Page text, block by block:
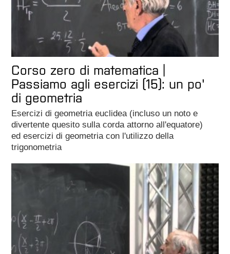
Corso zero di matematica |
Passiamo agli esercizi (15): un po'
di geometria
Esercizi di geometria euclidea (incluso un noto e
divertente quesito sulla corda attorno all'equatore)
ed esercizi di geometria con l'utilizzo della
trigonometria